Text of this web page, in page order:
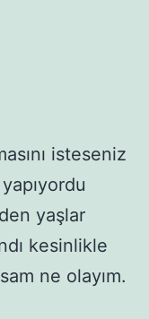
isteseniz
yaşlar
kesinlikle
ne olayım.